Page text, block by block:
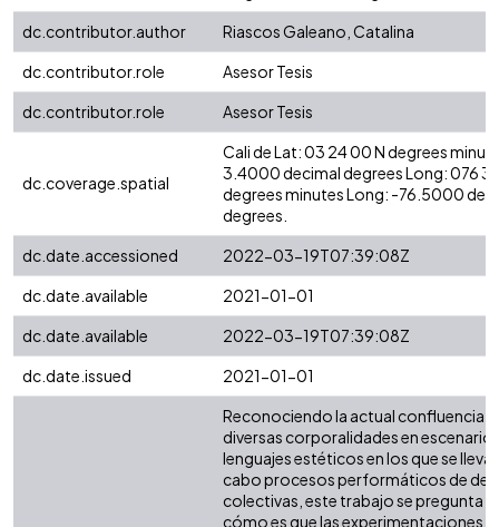
dc.contributor.author
Riascos Galeano, Catalina
dc.contributor.role
Asesor Tesis
dc.contributor.role
Asesor Tesis
dc.coverage.spatial
Cali de Lat: 03 24 00 N degrees
3.4000 decimal degrees Long: 076
degrees minutes Long: -76.5000
degrees.
dc.date.accessioned
2022-03-19T07:39:08Z
dc.date.available
2021-01-01
dc.date.available
2022-03-19T07:39:08Z
dc.date.issued
2021-01-01
Reconociendo la actual confluencia
diversas corporalidades en
lenguajes estéticos en los que se
cabo procesos performáticos de
colectivas, este trabajo se pregunta
cómo es que las experimentaciones